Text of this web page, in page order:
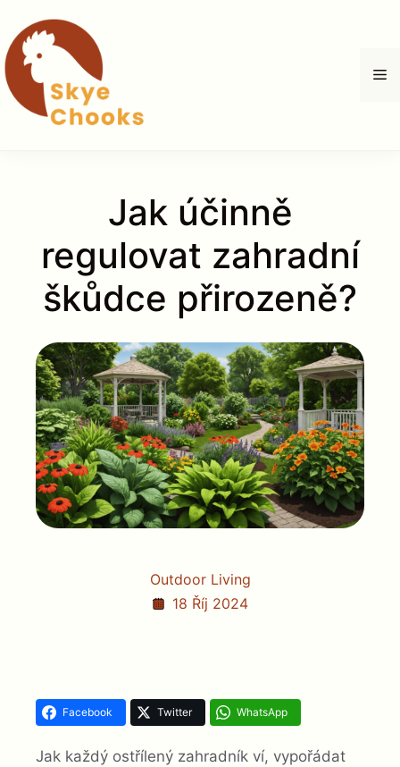
na
obsah
Jak účinně
regulovat zahradní
škůdce přirozeně?
Outdoor Living
18 Říj 2024
Facebook Twitter WhatsApp
Jak každý ostřílený zahradník ví, vypořádat